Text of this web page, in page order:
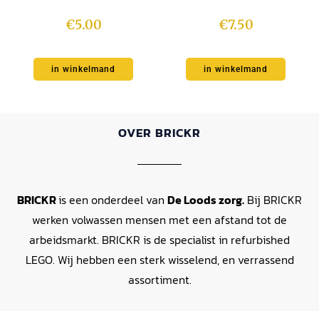
€5.00
in winkelmand
€7.50
in winkelmand
OVER BRICKR
BRICKRis een onderdeel van De Loods zorg. Bij BRICKR
werken volwassen mensen met een afstand tot de
arbeidsmarkt. BRICKR is de specialist in refurbished
LEGO. Wij hebben een sterk wisselend, en verrassend
assortiment.